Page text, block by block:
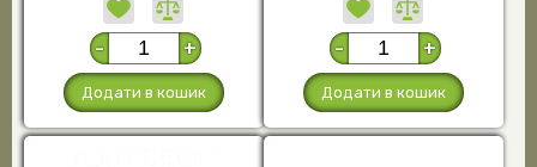
- +
Додати в кошик
- +
Додати в кошик